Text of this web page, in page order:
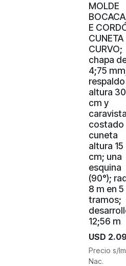
MOLDE
E
CUNETA
CURVO;
chapa
4;75
respaldo
altura 30
cm y
costado
cuneta
altura 15
cm; una
esquina
(90°);
8 m en 5
tramos;
12;56 m
USD
Precio s/
Nac.